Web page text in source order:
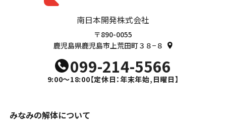
南日本開発株式会社
〒890-0055
鹿児島県鹿児島市上荒田町３８−８
099-214-5566
9:00～18:00【定休日：年末年始,日曜日】
みなみの解体について